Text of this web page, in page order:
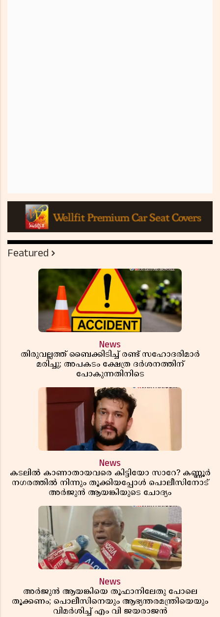
Featured
News
തിരുവല്ലത്ത് ബൈക്കിടിച്ച് രണ്ട് സഹോദരിമാർ
മരിച്ചു; അപകടം ക്ഷേത്ര ദർശനത്തിന്
പോകുന്നതിനിടെ
News
കടലിൽ കാണാതായവരെ കിട്ടിയോ സാറേ? കണ്ണൂർ
നഗരത്തിൽ നിന്നും തൂക്കിയപ്പോൾ പൊലീസിനോട്
അർജുൻ ആയങ്കിയുടെ ചോദ്യം
News
അർജുൻ ആയങ്കിയെ തൂഫാനിലേതു പോലെ
തൂക്കണം; പൊലീസിനെയും ആഭ്യന്തരമന്ത്രിയെയും
വിമർശിച്ച് എം വി ജയരാജൻ